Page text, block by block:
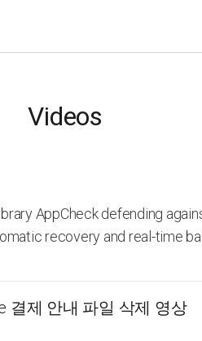
Videos
AppCheck defending
recovery and real-time
결제 안내 파일 삭제 영상